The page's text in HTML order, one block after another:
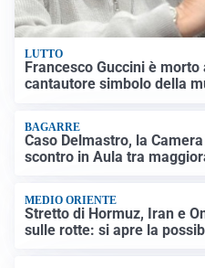
LUTTO
Francesco Guccini è
cantautore simbolo della
BAGARRE
Caso Delmastro, la
scontro in Aula tra
MEDIO ORIENTE
Stretto di Hormuz, Iran e
sulle rotte: si apre la